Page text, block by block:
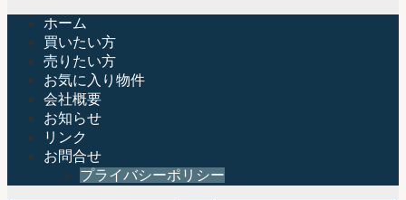
ホーム
買いたい方
売りたい方
お気に入り物件
会社概要
お知らせ
リンク
お問合せ
プライバシーポリシー